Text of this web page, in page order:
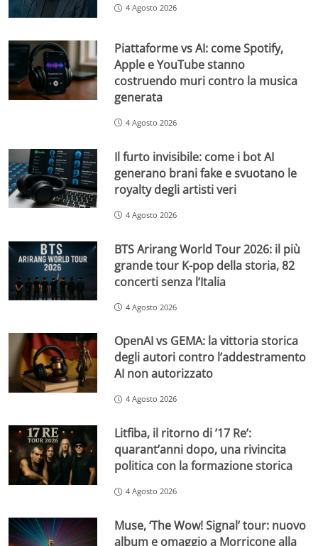
4 Agosto 2026
Piattaforme vs AI: come Spotify,
Apple e YouTube stanno
costruendo muri contro la musica
generata
4 Agosto 2026
Il furto invisibile: come i bot AI
generano brani fake e svuotano le
royalty degli artisti veri
4 Agosto 2026
BTS Arirang World Tour 2026: il più
grande tour K-pop della storia, 82
concerti senza l’Italia
4 Agosto 2026
OpenAI vs GEMA: la vittoria storica
degli autori contro l’addestramento
AI non autorizzato
4 Agosto 2026
Litfiba, il ritorno di ’17 Re’:
quarant’anni dopo, una rivincita
politica con la formazione storica
4 Agosto 2026
Muse, ‘The Wow! Signal’ tour: nuovo
album e omaggio a Morricone alla